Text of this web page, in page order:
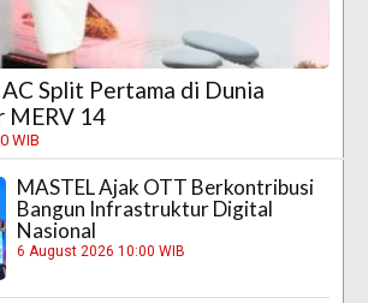
Split Pertama di Dunia
MERV 14
WIB
MASTEL Ajak OTT Berkontribusi
Bangun Infrastruktur Digital
Nasional
6 August 2026 10:00 WIB